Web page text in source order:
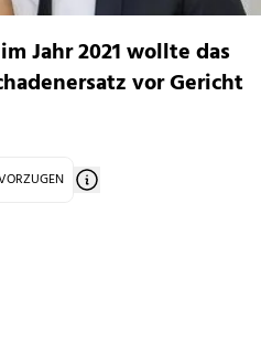
Jahr 2021 wollte das
vor Gericht